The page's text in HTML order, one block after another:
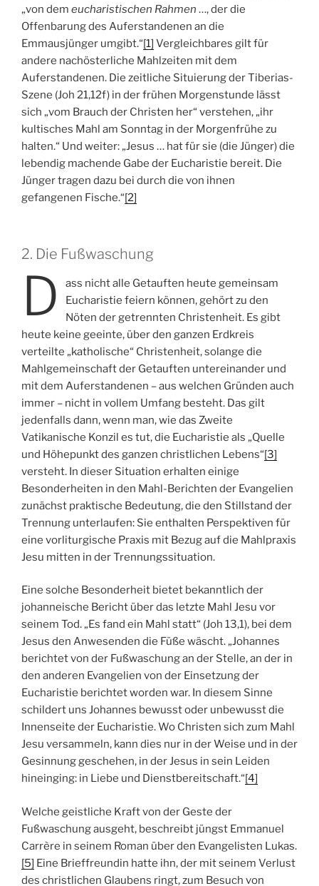
„von dem eucharistischen Rahmen …, der die
Offenbarung des Auferstandenen an die
Emmausjünger umgibt.“[1] Vergleichbares gilt für
andere nachösterliche Mahlzeiten mit dem
Auferstandenen. Die zeitliche Situierung der Tiberias-
Szene (Joh 21,12f) in der frühen Morgenstunde lässt
sich „vom Brauch der Christen her“ verstehen, „ihr
kultisches Mahl am Sonntag in der Morgenfrühe zu
halten.“ Und weiter: „Jesus … hat für sie (die Jünger) die
lebendig machende Gabe der Eucharistie bereit. Die
Jünger tragen dazu bei durch die von ihnen
gefangenen Fische.“[2]
2. Die Fußwaschung
D
ass nicht alle Getauften heute gemeinsam
Eucharistie feiern können, gehört zu den
Nöten der getrennten Christenheit. Es gibt
heute keine geeinte, über den ganzen Erdkreis
verteilte „katholische“ Christenheit, solange die
Mahlgemeinschaft der Getauften untereinander und
mit dem Auferstandenen – aus welchen Gründen auch
immer – nicht in vollem Umfang besteht. Das gilt
jedenfalls dann, wenn man, wie das Zweite
Vatikanische Konzil es tut, die Eucharistie als „Quelle
und Höhepunkt des ganzen christlichen Lebens“[3]
versteht. In dieser Situation erhalten einige
Besonderheiten in den Mahl-Berichten der Evangelien
zunächst praktische Bedeutung, die den Stillstand der
Trennung unterlaufen: Sie enthalten Perspektiven für
eine vorliturgische Praxis mit Bezug auf die Mahlpraxis
Jesu mitten in der Trennungssituation.
Eine solche Besonderheit bietet bekanntlich der
johanneische Bericht über das letzte Mahl Jesu vor
seinem Tod. „Es fand ein Mahl statt“ (Joh 13,1), bei dem
Jesus den Anwesenden die Füße wäscht. „Johannes
berichtet von der Fußwaschung an der Stelle, an der in
den anderen Evangelien von der Einsetzung der
Eucharistie berichtet worden war. In diesem Sinne
schildert uns Johannes bewusst oder unbewusst die
Innenseite der Eucharistie. Wo Christen sich zum Mahl
Jesu versammeln, kann dies nur in der Weise und in der
Gesinnung geschehen, in der Jesus in sein Leiden
hineinging: in Liebe und Dienstbereitschaft.“[4]
Welche geistliche Kraft von der Geste der
Fußwaschung ausgeht, beschreibt jüngst Emmanuel
Carrère in seinem Roman über den Evangelisten Lukas.
[5] Eine Brieffreundin hatte ihn, der mit seinem Verlust
des christlichen Glaubens ringt, zum Besuch von